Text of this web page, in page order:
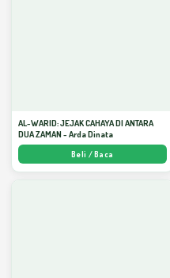
AL-WARID: JEJAK CAHAYA DI ANTARA
DUA ZAMAN - Arda Dinata
Beli / Baca